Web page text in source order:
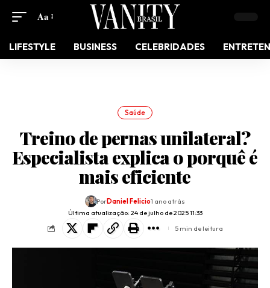
Aa
LIFESTYLE BUSINESS CELEBRIDADES
Saúde
Treino de pernas unilateral?
Especialista explica o porquê é
mais eficiente
Última atualização: 24 de julho de 2025 11:33
PorDaniel Felicio1 ano atrás
5 min de leitura